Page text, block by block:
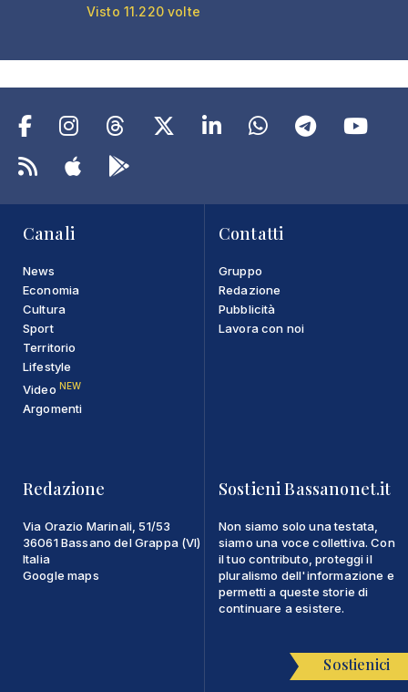
Visto 11.220 volte
Canali
News
Economia
Cultura
Sport
Territorio
Lifestyle
Video NEW
Argomenti
Contatti
Gruppo
Redazione
Pubblicità
Lavora con noi
Redazione
Via Orazio Marinali, 51/53
36061 Bassano del Grappa (VI)
Italia
Google maps
Sostieni Bassanonet.it
Non siamo solo una testata,
siamo una voce collettiva. Con
il tuo contributo, proteggi il
pluralismo dell'informazione e
permetti a queste storie di
continuare a esistere.
Sostienici